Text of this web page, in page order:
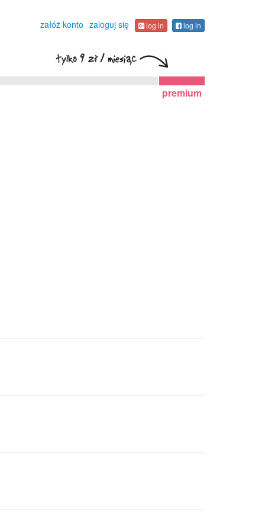
załóż konto zaloguj się log in log in
premium